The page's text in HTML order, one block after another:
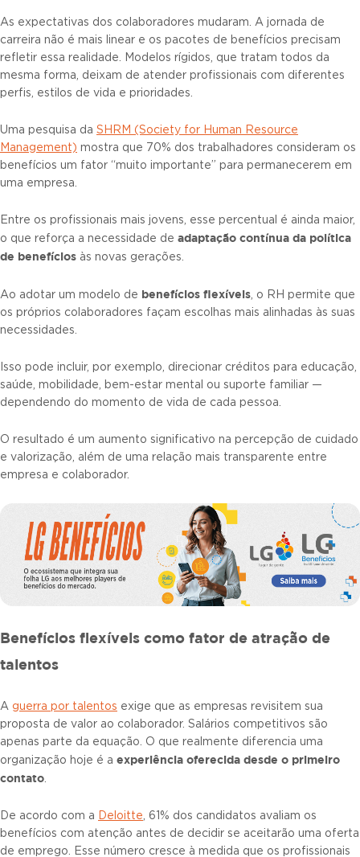
As expectativas dos colaboradores mudaram. A jornada de
carreira não é mais linear e os pacotes de benefícios precisam
refletir essa realidade. Modelos rígidos, que tratam todos da
mesma forma, deixam de atender profissionais com diferentes
perfis, estilos de vida e prioridades.
Uma pesquisa da SHRM (Society for Human Resource
Management) mostra que 70% dos trabalhadores consideram os
benefícios um fator “muito importante” para permanecerem em
uma empresa.
Entre os profissionais mais jovens, esse percentual é ainda maior,
o que reforça a necessidade de adaptação contínua da política
de benefícios às novas gerações.
Ao adotar um modelo de benefícios flexíveis, o RH permite que
os próprios colaboradores façam escolhas mais alinhadas às suas
necessidades.
Isso pode incluir, por exemplo, direcionar créditos para educação,
saúde, mobilidade, bem-estar mental ou suporte familiar —
dependendo do momento de vida de cada pessoa.
O resultado é um aumento significativo na percepção de cuidado
e valorização, além de uma relação mais transparente entre
empresa e colaborador.
Benefícios flexíveis como fator de atração de
talentos
A guerra por talentos exige que as empresas revisitem sua
proposta de valor ao colaborador. Salários competitivos são
apenas parte da equação. O que realmente diferencia uma
organização hoje é a experiência oferecida desde o primeiro
contato.
De acordo com a Deloitte, 61% dos candidatos avaliam os
benefícios com atenção antes de decidir se aceitarão uma oferta
de emprego. Esse número cresce à medida que os profissionais